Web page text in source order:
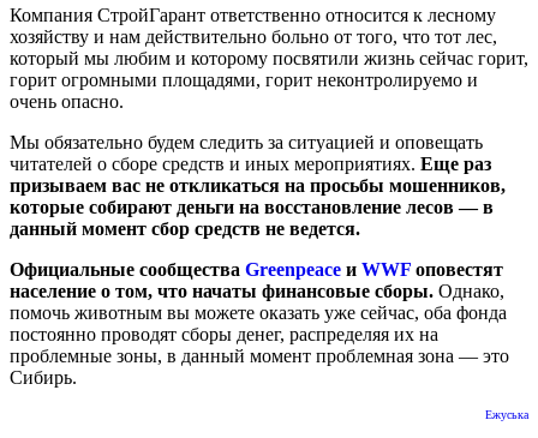
Компания СтройГарант ответственно относится к лесному
хозяйству и нам действительно больно от того, что тот лес,
который мы любим и которому посвятили жизнь сейчас горит,
горит огромными площадями, горит неконтролируемо и
очень опасно.
Мы обязательно будем следить за ситуацией и оповещать
читателей о сборе средств и иных мероприятиях. Еще раз
призываем вас не откликаться на просьбы мошенников,
которые собирают деньги на восстановление лесов — в
данный момент сбор средств не ведется.
Официальные сообщества Greenpeace и WWF оповестят
население о том, что начаты финансовые сборы. Однако,
помочь животным вы можете оказать уже сейчас, оба фонда
постоянно проводят сборы денег, распределяя их на
проблемные зоны, в данный момент проблемная зона — это
Сибирь.
Ежуська